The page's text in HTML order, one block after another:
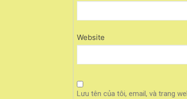
Website
Lưu tên của tôi, email, và trang